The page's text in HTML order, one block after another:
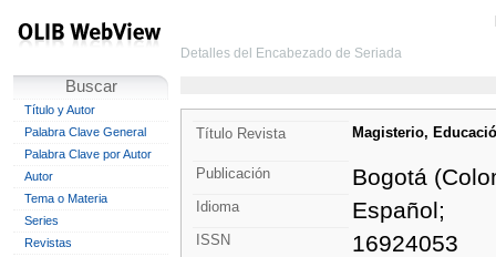
Buscar
Título y Autor
Palabra Clave General
Palabra Clave por Autor
Autor
Tema o Materia
Series
Revistas
Detalles del Encabezado de Seriada
Título Revista Magisterio,
Publicación Bogotá
Idioma Español;
ISSN 16924053